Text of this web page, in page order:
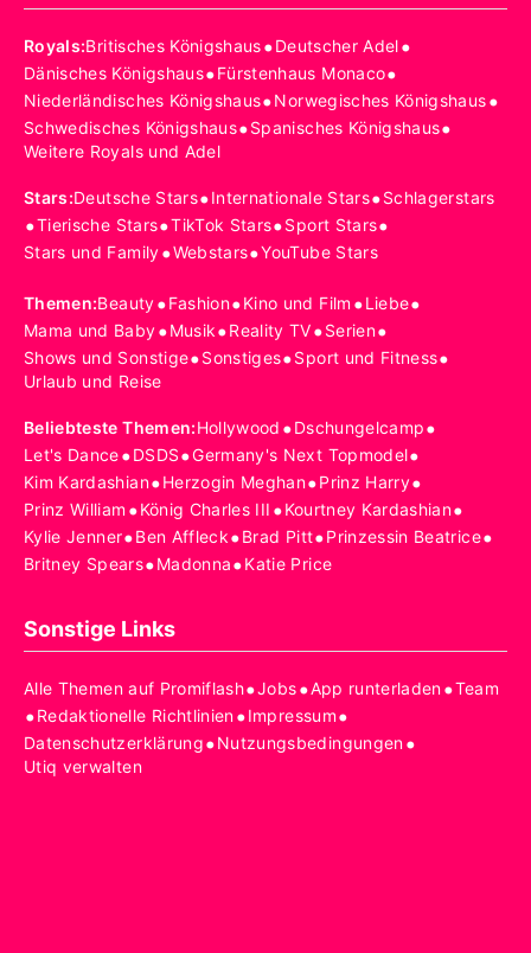
Royals:Britisches Königshaus•Deutscher Adel•
Dänisches Königshaus•Fürstenhaus Monaco•
Niederländisches Königshaus•Norwegisches Königshaus•
Schwedisches Königshaus•Spanisches Königshaus•
Weitere Royals und Adel
Stars:Deutsche Stars•Internationale Stars•Schlagerstars
•Tierische Stars•TikTok Stars•Sport Stars•
Stars und Family•Webstars•YouTube Stars
Themen:Beauty•Fashion•Kino und Film •Liebe•
Mama und Baby•Musik•Reality TV•Serien•
Shows und Sonstige•Sonstiges•Sport und Fitness•
Urlaub und Reise
Beliebteste Themen:Hollywood •Dschungelcamp•
Let's Dance•DSDS•Germany's Next Topmodel•
Kim Kardashian•Herzogin Meghan•Prinz Harry•
Prinz William •König Charles III •Kourtney Kardashian•
Kylie Jenner•Ben Affleck•Brad Pitt•Prinzessin Beatrice•
Britney Spears•Madonna•Katie Price
Sonstige Links
Alle Themen auf Promiflash•Jobs•App runterladen•Team
•Redaktionelle Richtlinien•Impressum•
Datenschutzerklärung•Nutzungsbedingungen•
Utiq verwalten